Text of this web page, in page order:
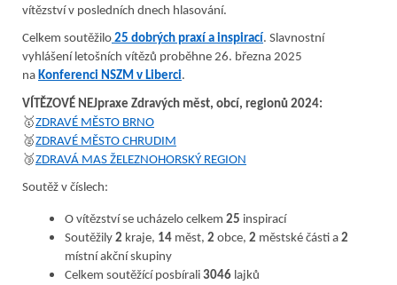
vítězství v posledních dnech hlasování.
Celkem soutěžilo 25 dobrých praxí a inspirací. Slavnostní
vyhlášení letošních vítězů proběhne 26. března 2025
na Konferenci NSZM v Liberci.
VÍTĚZOVÉ NEJpraxe Zdravých měst, obcí, regionů 2024:
🥇ZDRAVÉ MĚSTO BRNO
🥈ZDRAVÉ MĚSTO CHRUDIM
🥉ZDRAVÁ MAS ŽELEZNOHORSKÝ REGION
Soutěž v číslech:
O vítězství se ucházelo celkem 25 inspirací
Soutěžily 2 kraje, 14 měst, 2 obce, 2 městské části a 2
místní akční skupiny
Celkem soutěžící posbírali 3046 lajků